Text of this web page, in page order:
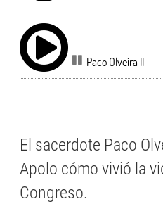
Paco Olveira II
El sacerdote Paco
Apolo cómo vivió la
Congreso.